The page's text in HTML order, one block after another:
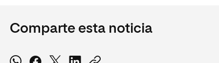
Comparte esta noticia